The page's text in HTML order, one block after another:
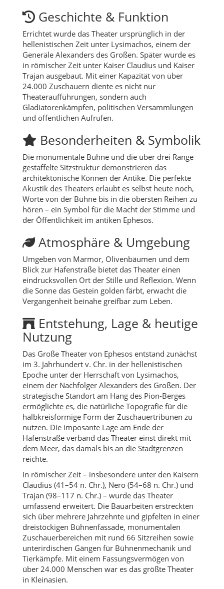
Geschichte & Funktion
Errichtet wurde das Theater ursprünglich in der
hellenistischen Zeit unter Lysimachos, einem der
Generäle Alexanders des Großen. Später wurde es
in römischer Zeit unter Kaiser Claudius und Kaiser
Trajan ausgebaut. Mit einer Kapazität von über
24.000 Zuschauern diente es nicht nur
Theateraufführungen, sondern auch
Gladiatorenkämpfen, politischen Versammlungen
und öffentlichen Aufrufen.
Besonderheiten & Symbolik
Die monumentale Bühne und die über drei Ränge
gestaffelte Sitzstruktur demonstrieren das
architektonische Können der Antike. Die perfekte
Akustik des Theaters erlaubt es selbst heute noch,
Worte von der Bühne bis in die obersten Reihen zu
hören – ein Symbol für die Macht der Stimme und
der Öffentlichkeit im antiken Ephesos.
Atmosphäre & Umgebung
Umgeben von Marmor, Olivenbäumen und dem
Blick zur Hafenstraße bietet das Theater einen
eindrucksvollen Ort der Stille und Reflexion. Wenn
die Sonne das Gestein golden färbt, erwacht die
Vergangenheit beinahe greifbar zum Leben.
Entstehung, Lage & heutige
Nutzung
Das Große Theater von Ephesos entstand zunächst
im 3. Jahrhundert v. Chr. in der hellenistischen
Epoche unter der Herrschaft von Lysimachos,
einem der Nachfolger Alexanders des Großen. Der
strategische Standort am Hang des Pion-Berges
ermöglichte es, die natürliche Topografie für die
halbkreisförmige Form der Zuschauertribünen zu
nutzen. Die imposante Lage am Ende der
Hafenstraße verband das Theater einst direkt mit
dem Meer, das damals bis an die Stadtgrenzen
reichte.
In römischer Zeit – insbesondere unter den Kaisern
Claudius (41–54 n. Chr.), Nero (54–68 n. Chr.) und
Trajan (98–117 n. Chr.) – wurde das Theater
umfassend erweitert. Die Bauarbeiten erstreckten
sich über mehrere Jahrzehnte und gipfelten in einer
dreistöckigen Bühnenfassade, monumentalen
Zuschauerbereichen mit rund 66 Sitzreihen sowie
unterirdischen Gängen für Bühnenmechanik und
Tierkämpfe. Mit einem Fassungsvermögen von
über 24.000 Menschen war es das größte Theater
in Kleinasien.